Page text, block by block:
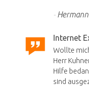
Internet
Wollte
Herr
Hilfe
sind